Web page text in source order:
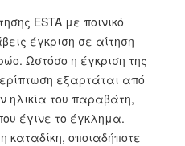
ESTA με ποινικό
έγκριση σε αίτηση
Ωστόσο η έγκριση της
εξαρτάται από
ηλικία του παραβάτη,
έγινε το έγκλημα.
καταδίκη, οποιαδήποτε